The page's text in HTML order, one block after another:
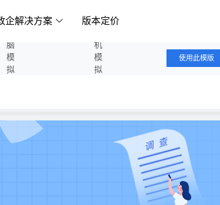
企解决方案 版本定价
电脑模拟答题 手机模拟答题
使用此模版